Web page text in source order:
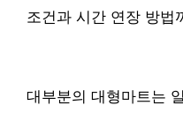
조건과 시간 연장 방법
대부분의 대형마트는